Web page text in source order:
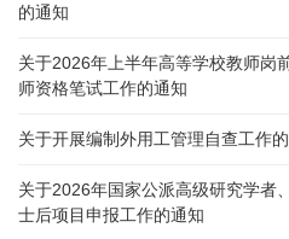
的通知
关于2026年上半年高等学校教师岗
师资格笔试工作的通知
关于开展编制外用工管理自查工作
关于2026年国家公派高级研究学者
士后项目申报工作的通知